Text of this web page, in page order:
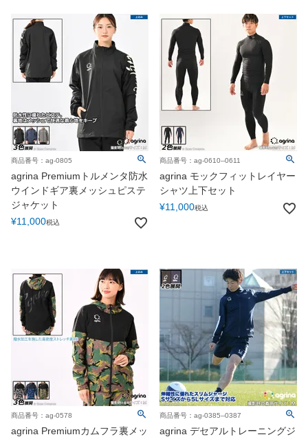
商品番号：ag-0805
agrina Premiumトルメンタ防水
ウインドギア裏メッシュピステ
ジャケット
¥11,000税込
商品番号：ag-0610--0611
agrina モックフィットレイヤー
シャツ上下セット
¥11,000税込
商品番号：ag-0578
agrina Premiumカムフラ裏メッ
商品番号：ag-0385--0387
agrina デセアルトレーニングジ